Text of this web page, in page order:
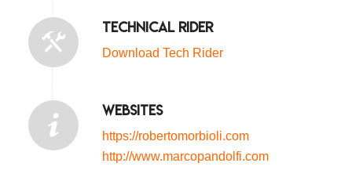
Technical Rider
Download Tech Rider
Websites
https://robertomorbioli.com
http://www.marcopandolfi.com